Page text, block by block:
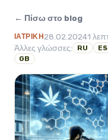
← Πίσω στο blog
ΙΑΤΡΙΚΉ28.02.20241
Άλλες γλώσσες:
RU ES
GB